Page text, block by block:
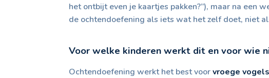
het ontbijt even je kaartjes pakken?”), maar na een
de ochtendoefening als iets wat het zelf doet, niet
Voor welke kinderen werkt dit en voor wie
Ochtendoefening werkt het best voorvroege vogels